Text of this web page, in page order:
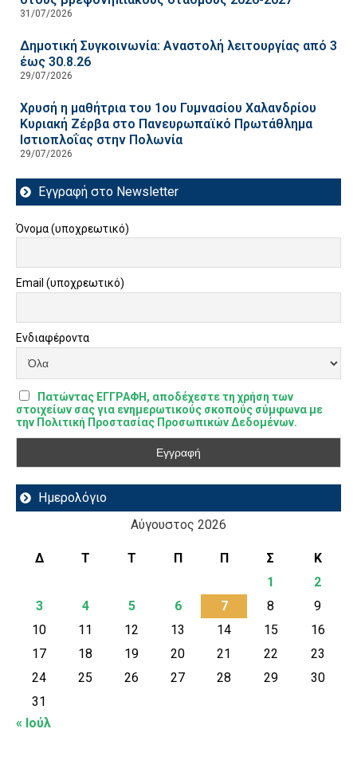
31/07/2026
Δημοτική Συγκοινωνία: Αναστολή λειτουργίας από 3
έως 30.8.26
29/07/2026
Χρυσή η μαθήτρια του 1ου Γυμνασίου Χαλανδρίου
Κυριακή Ζέρβα στο Πανευρωπαϊκό Πρωτάθλημα
Ιστιοπλοΐας στην Πολωνία
29/07/2026
Εγγραφή στο Newsletter
Όνομα (υποχρεωτικό)
Email (υποχρεωτικό)
Ενδιαφέροντα
Πατώντας ΕΓΓΡΑΦΗ, αποδέχεστε τη χρήση των
στοιχείων σας για ενημερωτικούς σκοπούς σύμφωνα με
την Πολιτική Προστασίας Προσωπικών Δεδομένων.
Ημερολόγιο
Αύγουστος 2026
Δ Τ Τ Π Π Σ
Κ
1
2
3
4 5 6 7 8
9
10
11 12 13 14 15
16
17
18 19 20 21 22
23
24
25 26 27 28 29
30
31
« Ιούλ